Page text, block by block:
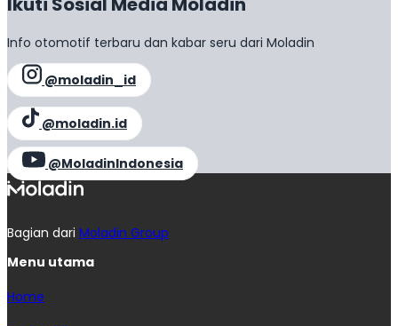
Info otomotif terbaru dan kabar seru dari Moladin
@moladin_id
@moladin.id
@MoladinIndonesia
Bagian dari Moladin Group
Menu utama
Home